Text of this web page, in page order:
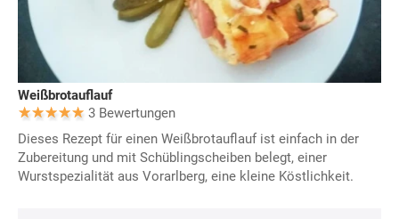
Weißbrotauflauf
3 Bewertungen
Dieses Rezept für einen Weißbrotauflauf ist einfach in der
Zubereitung und mit Schüblingscheiben belegt, einer
Wurstspezialität aus Vorarlberg, eine kleine Köstlichkeit.